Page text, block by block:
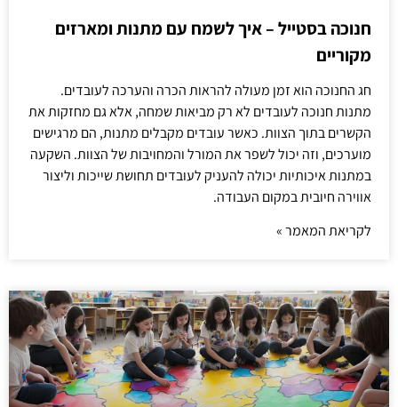
חנוכה בסטייל – איך לשמח עם מתנות ומארזים
מקוריים
חג החנוכה הוא זמן מעולה להראות הכרה והערכה לעובדים.
מתנות חנוכה לעובדים לא רק מביאות שמחה, אלא גם מחזקות את
הקשרים בתוך הצוות. כאשר עובדים מקבלים מתנות, הם מרגישים
מוערכים, וזה יכול לשפר את המורל והמחויבות של הצוות. השקעה
במתנות איכותיות יכולה להעניק לעובדים תחושת שייכות וליצור
אווירה חיובית במקום העבודה.
לקריאת המאמר »